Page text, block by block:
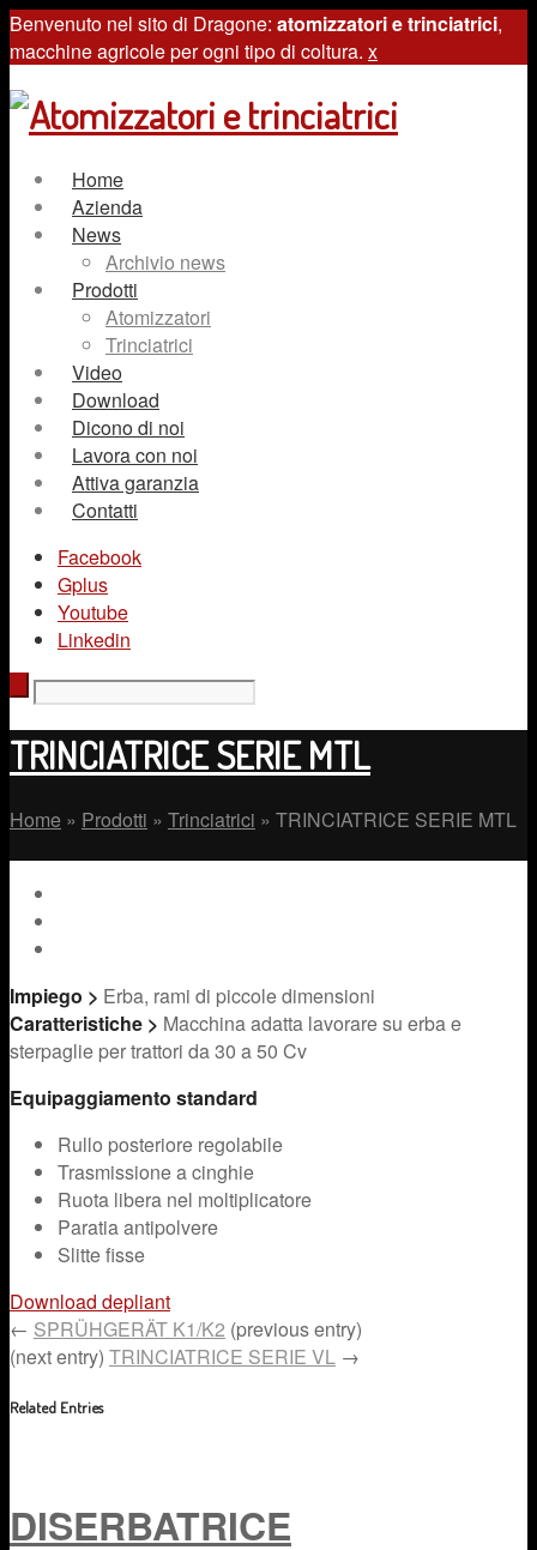
Benvenuto nel sito di Dragone: atomizzatori e trinciatrici,
macchine agricole per ogni tipo di coltura. x
Home
Azienda
News
Archivio news
Prodotti
Atomizzatori
Trinciatrici
Video
Download
Dicono di noi
Lavora con noi
Attiva garanzia
Contatti
Facebook
Gplus
Youtube
Linkedin
TRINCIATRICE SERIE MTL
Home » Prodotti » Trinciatrici » TRINCIATRICE SERIE MTL
Impiego > Erba, rami di piccole dimensioni
Caratteristiche > Macchina adatta lavorare su erba e
sterpaglie per trattori da 30 a 50 Cv
Equipaggiamento standard
Rullo posteriore regolabile
Trasmissione a cinghie
Ruota libera nel moltiplicatore
Paratia antipolvere
Slitte fisse
Download depliant
← SPRÜHGERÄT K1/K2 (previous entry)
(next entry) TRINCIATRICE SERIE VL →
Related Entries
DISERBATRICE